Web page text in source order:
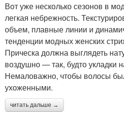
Вот уже несколько сезонов в
легкая небрежность.
объем, плавные линии и
тенденции модных женских
Прическа должна выглядеть
воздушно — так, будто укладки
Немаловажно, чтобы волосы
ухоженными.
читать дальше →